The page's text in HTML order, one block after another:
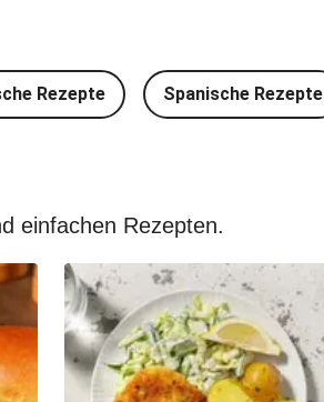
Rezepte Spanische Rezepte
einfachen Rezepten.